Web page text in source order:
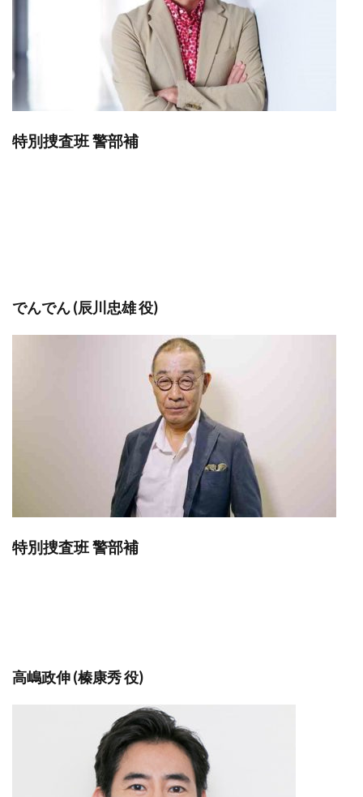
特別捜査班 警部補
でんでん (辰川忠雄 役)
特別捜査班 警部補
高嶋政伸 (榛康秀 役)